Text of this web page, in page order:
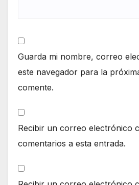
Guarda mi nombre, correo
este navegador para la
comente.
Recibir un correo electrónico
comentarios a esta entrada.